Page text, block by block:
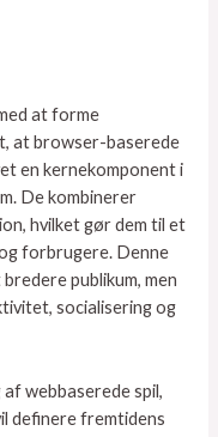
at forme
at browser-baserede
en kernekomponent i
De kombinerer
hvilket gør dem til et
forbrugere. Denne
publikum, men
socialisering og
webbaserede spil,
definere fremtidens